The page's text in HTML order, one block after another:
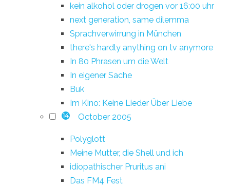
kein alkohol oder drogen vor 16:00 uhr
next generation, same dilemma
Sprachverwirrung in München
there's hardly anything on tv anymore
In 80 Phrasen um die Welt
In eigener Sache
Buk
Im Kino: Keine Lieder Über Liebe
14 October 2005
Polyglott
Meine Mutter, die Shell und ich
idiopathischer Pruritus ani
Das FM4 Fest